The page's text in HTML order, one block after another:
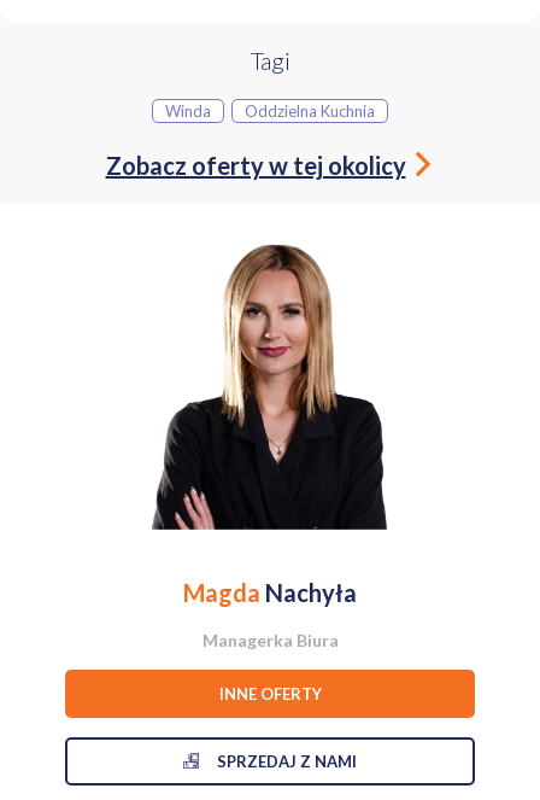
Ogromnym atutem nieruchomości jest bardzo dobra
ekspozycja oraz brak bezpośredniego widoku z salonu na
sąsiednie budynki, co zapewnia prywatność i poczucie przestrzeni.
Mieszkanie znajduje się w spokojnej i nowoczesnej części
pobliżu znajdują się tereny spacerowe, ścieżki rowerowe, place
zabaw oraz dużo zieleni.Jednocześnie lokalizacja zapewnia
codziennego życia z wygodą miejskiej infrastruktury.
- funkcjonalny układ pomieszczeń
-mieszkanie gotowe do zamieszkania
To wyjątkowa oferta dla osób szukających nowoczesnego,
przestronnego mieszkania w świetnej lokalizacji.
Tagi
Winda Oddzielna Kuchnia
Zobacz oferty w tej okolicy
Magda Nachyła
Managerka Biura
INNE OFERTY
SPRZEDAJ Z NAMI